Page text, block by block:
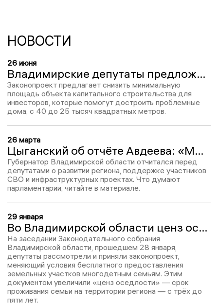
НОВОСТИ
26 июня
Владимирские депутаты предложили изменить правила достройки долгостроев для инвесторов
Законопроект предлагает снизить минимальную
площадь объекта капитального строительства для
инвесторов, которые помогут достроить проблемные
дома, с 40 до 25 тысяч квадратных метров.
26 марта
Цыганский об отчёте Авдеева: «Мы не просто справились с вызовами, а вышли на траекторию системного развития»
Губернатор Владимирской области отчитался перед
депутатами о развитии региона, поддержке участников
СВО и инфраструктурных проектах. Что думают
парламентарии, читайте в материале.
29 января
Во Владимирской области ценз оседлости увеличили с трех до пяти лет
На заседании Законодательного собрания
Владимирской области, прошедшем 28 января,
депутаты рассмотрели и приняли законопроект,
меняющий условия бесплатного предоставления
земельных участков многодетным семьям. Этим
документом увеличили «ценз оседлости» — срок
проживания семьи на территории региона — с трёх до
пяти лет.